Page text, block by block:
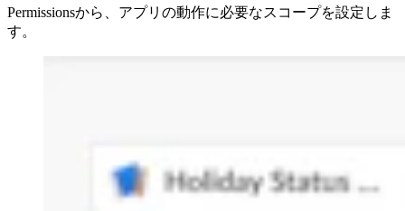
Permissionsから、アプリの動作に必要なスコープを設定しま
す。